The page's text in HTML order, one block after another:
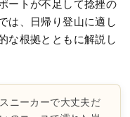
ートが不足して捻挫の
は、日帰り登山に適し
な根拠とともに解説し
ニーカーで大丈夫だ